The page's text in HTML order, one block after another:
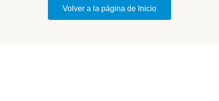
Volver a la página de Inicio